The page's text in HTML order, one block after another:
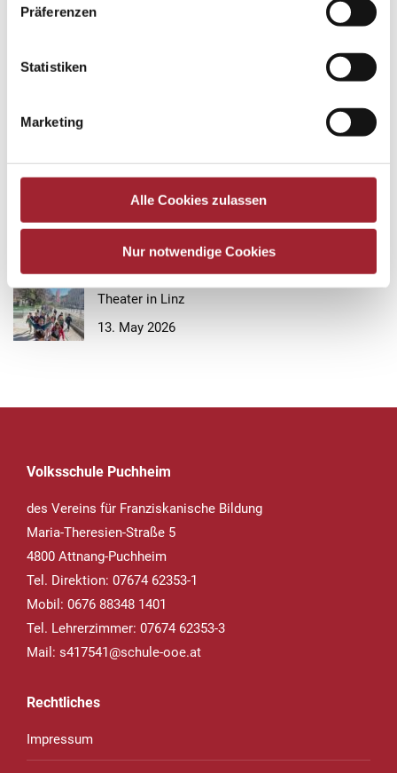
Präferenzen
Statistiken
Marketing
Alle Cookies zulassen
Nur notwendige Cookies
Planetarium
19. May 2026
Theater in Linz
13. May 2026
Volksschule Puchheim
des Vereins für Franziskanische Bildung
Maria-Theresien-Straße 5
4800 Attnang-Puchheim
Tel. Direktion: 07674 62353-1
Mobil: 0676 88348 1401
Tel. Lehrerzimmer: 07674 62353-3
Mail: s417541@schule-ooe.at
Rechtliches
Impressum